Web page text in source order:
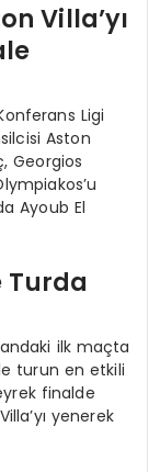
Villa’yı
Ligi
Aston
Georgios
Ayoub El
Turda
ilk maçta
turun en etkili
finalde
yenerek